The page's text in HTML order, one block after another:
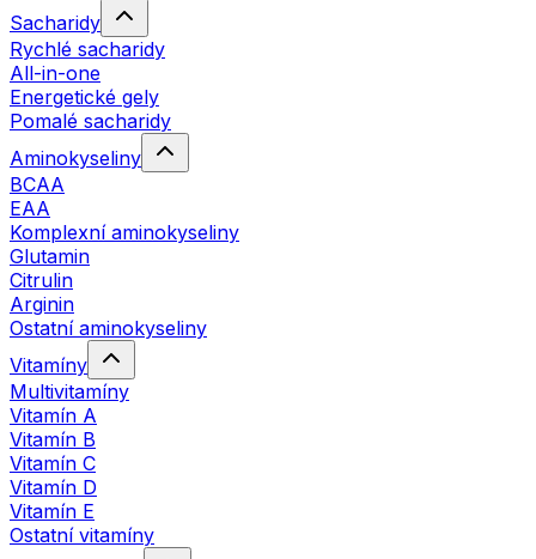
Sacharidy
Rychlé sacharidy
All-in-one
Energetické gely
Pomalé sacharidy
Aminokyseliny
BCAA
EAA
Komplexní aminokyseliny
Glutamin
Citrulin
Arginin
Ostatní aminokyseliny
Vitamíny
Multivitamíny
Vitamín A
Vitamín B
Vitamín C
Vitamín D
Vitamín E
Ostatní vitamíny